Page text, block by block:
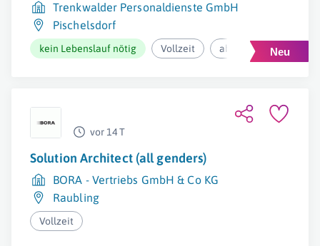
Trenkwalder Personaldienste GmbH
Pischelsdorf
kein Lebenslauf nötig Vollzeit ab 4.500€ pro Monat
vor 14 T
Solution Architect (all genders)
BORA - Vertriebs GmbH & Co KG
Raubling
Vollzeit